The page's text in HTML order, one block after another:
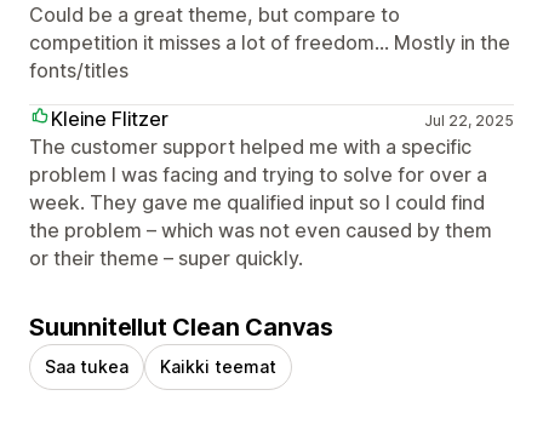
Could be a great theme, but compare to
competition it misses a lot of freedom... Mostly in the
fonts/titles
Kleine Flitzer
Jul 22, 2025
The customer support helped me with a specific
problem I was facing and trying to solve for over a
week. They gave me qualified input so I could find
the problem – which was not even caused by them
or their theme – super quickly.
Suunnitellut Clean Canvas
Saa tukea Kaikki teemat